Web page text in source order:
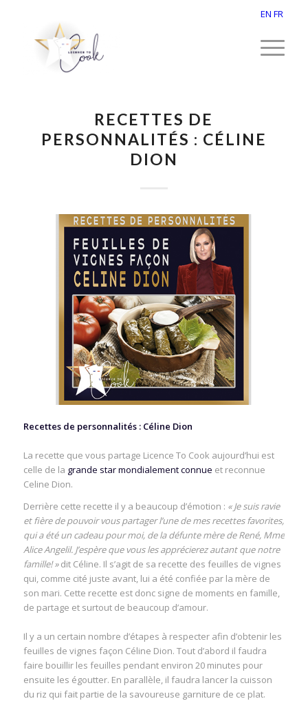
RECETTES DE
PERSONNALITÉS : CÉLINE
DION
Recettes de personnalités : Céline Dion
La recette que vous partage Licence To Cook aujourd’hui est
celle de la grande star mondialement connue et reconnue
Celine Dion.
Derrière cette recette il y a beaucoup d’émotion : « Je suis ravie
et fière de pouvoir vous partager l’une de mes recettes favorites,
qui a été un cadeau pour moi, de la défunte mère de René, Mme
Alice Angelil. J’espère que vous les apprécierez autant que notre
famille! »dit Céline. Il s’agit de sa recette des feuilles de vignes
qui, comme cité juste avant, lui a été confiée par la mère de
son mari. Cette recette est donc signe de moments en famille,
de partage et surtout de beaucoup d’amour.
Il y a un certain nombre d’étapes à respecter afin d’obtenir les
feuilles de vignes façon Céline Dion. Tout d’abord il faudra
faire bouillir les feuilles pendant environ 20 minutes pour
ensuite les égoutter. En parallèle, il faudra lancer la cuisson
du riz qui fait partie de la savoureuse garniture de ce plat.
EN FR